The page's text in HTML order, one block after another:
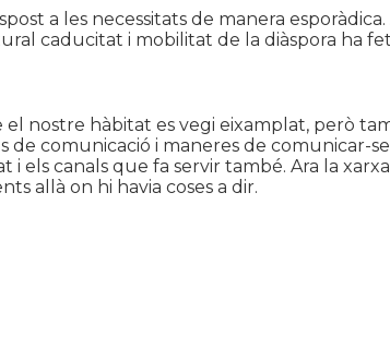
a les necessitats de manera esporàdica.
caducitat i mobilitat de la diàspora ha
el nostre hàbitat es vegi eixamplat, però
comunicació i maneres de comunicar-
i els canals que fa servir també. Ara la xarxa
allà on hi havia coses a dir.